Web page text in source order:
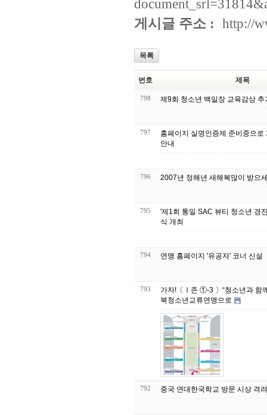
게시글 주소 : http://
목록
번호 제목
798 제9회 청소년 백일장
797
홈페이지 실명인증제 준비중으로
안내
796 2007년 정해년 새해복많이 받으
795
'제1회 통일 SAC 뷰티 청소년 경
식 개최
794 연맹 홈페이지 '유공자' 코너 신설
793
가자!〔Ⅰ존 ①-3 〕“청소년과 함
북청소년교류연맹으로
792 중국 연대한국학교 방문 시상 격려